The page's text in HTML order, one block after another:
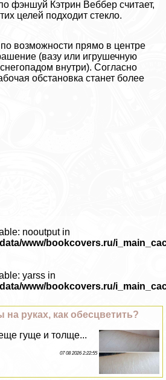
фэншуй Кэтрин Веббер считает,
целей подходит стекло.
возможности прямо в центре
(вазу или игрушечную
внутри). Согласно
обстановка станет более
nooutput in
www/bookcovers.ru/
yarss in
www/bookcovers.ru/
руках, как обесцветить?
еще гуще и толще...
07 08 2026 2:22:55